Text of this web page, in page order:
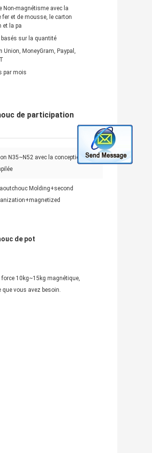
Non-magnétisme avec la
fer et de mousse, le carton
et la pa
sur la quantité
Union, MoneyGram, Paypal,
par mois
de participation
N35~N52 avec la conception
Molding+second
de pot
10kg~15kg magnétique,
vous avez besoin.